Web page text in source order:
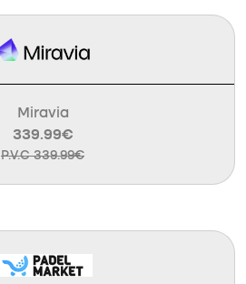
Miravia
339.99€
P.V.C 339.99€